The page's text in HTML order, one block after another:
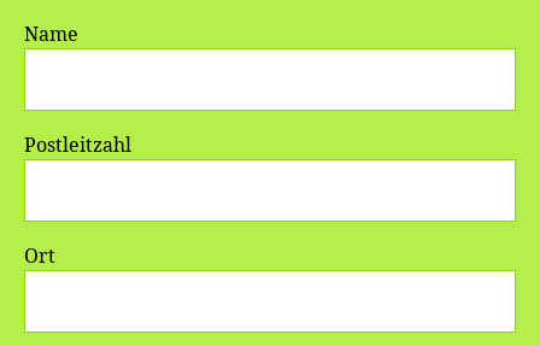
Name
Postleitzahl
Ort